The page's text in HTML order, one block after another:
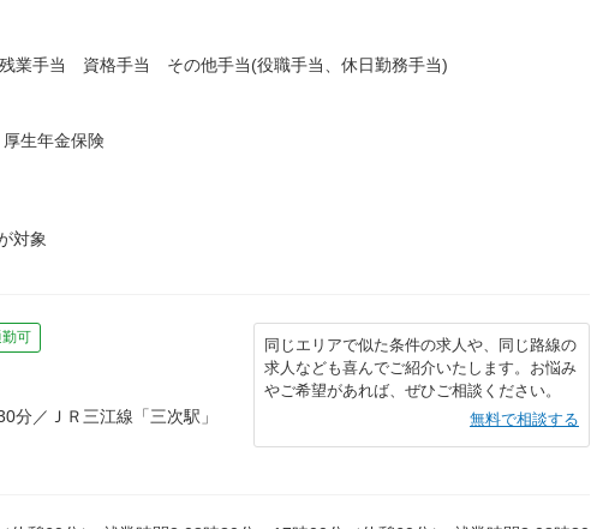
手当 資格手当 その他手当(役職手当、休日勤務手当)
生年金保険
対象
可
分／ＪＲ三江線「三次駅」
同じエリアで似た条件の求人や、同じ路線の
求人なども喜んでご紹介いたします。お悩み
やご希望があれば、ぜひご相談ください。
無料で相談する